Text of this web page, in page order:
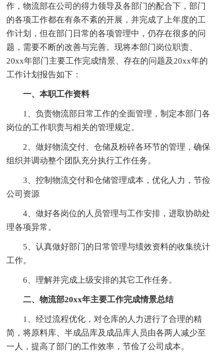
作，物流部在公司的得力领导及各部门的配合下，部门
的各项工作都在有条不紊的开展，并完成了上年度的工
作计划，但在部门日常的各项管理中，仍存在很多的问
题，需要不断的改善与完善。现将本部门岗位职责、
20xx年部门主要工作完成情景、存在的问题及20xx年的
工作计划报告如下：
一、本职工作资料
1、负责物流部日常工作的全面管理，制定本部门各
岗位的工作职责与相关的管理规定。
2、做好物流交付、仓储及粉碎各环节的管理，确保
组织并调动整个团队充分执行工作任务。
3、控制物流交付和仓储管理成本，优化人力，节俭
公司资源
4、做好各岗位的人员管理与工作安排，进取协助处
理各项异常。
5、认真做好部门的日常管理与绩效资料的收集统计
工作。
6、理解并完成上级安排的其它工作任务。
二、物流部20xx年主要工作完成情景总结
1、经过流程优化，对仓库的人力进行了合理的精
简，将原料库、半成品库及成品库人员由各两人减少至
一人，提高了部门的工作效率，节俭了公司成本。